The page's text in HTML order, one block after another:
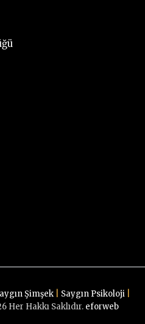
Şimşek Saygın Psikoloji
Her Hakkı Saklıdır. eforweb